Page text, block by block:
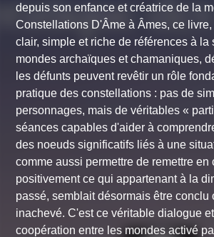
depuis son enfance et créatrice de la
Constellations D'Âme à Âmes, ce
clair, simple et riche de références à la
mondes archaïques et chamaniques,
les défunts peuvent revêtir un rôle
pratique des constellations : pas de
personnages, mais de véritables «
séances capables d'aider à
des noeuds significatifs liés à une
comme aussi permettre de remettre en
positivement ce qui appartenant à la
passé, semblait désormais être conclu
inachevé. C'est ce véritable dialogue
coopération entre les mondes activé